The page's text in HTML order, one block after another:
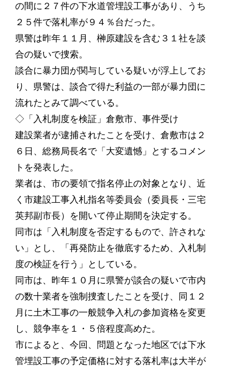
の間に２７件の下水道管埋設工事があり、うち
２５件で落札率が９４％台だった。
県警は昨年１１月、榊原建設を含む３１社を談
合の疑いで捜索。
談合に暴力団が関与している疑いが浮上してお
り、県警は、談合で得た利益の一部が暴力団に
流れたとみて調べている。
◇「入札制度を検証」倉敷市、事件受け
建設業者が逮捕されたことを受け、倉敷市は２
６日、総務局長名で「大変遺憾」とするコメン
トを発表した。
業者は、市の要領で指名停止の対象となり、近
く市建設工事入札指名等委員会（委員長・三宅
英邦副市長）を開いて停止期間を決定する。
同市は「入札制度を否定するもので、許されな
い」とし、「再発防止を徹底するため、入札制
度の検証を行う」としている。
同市は、昨年１０月に県警が談合の疑いで市内
の数十業者を強制捜査したことを受け、同１２
月に土木工事の一般競争入札の参加資格を変更
し、競争率を１・５倍程度高めた。
市によると、今回、問題となった地区では下水
管埋設工事の予定価格に対する落札率は大半が